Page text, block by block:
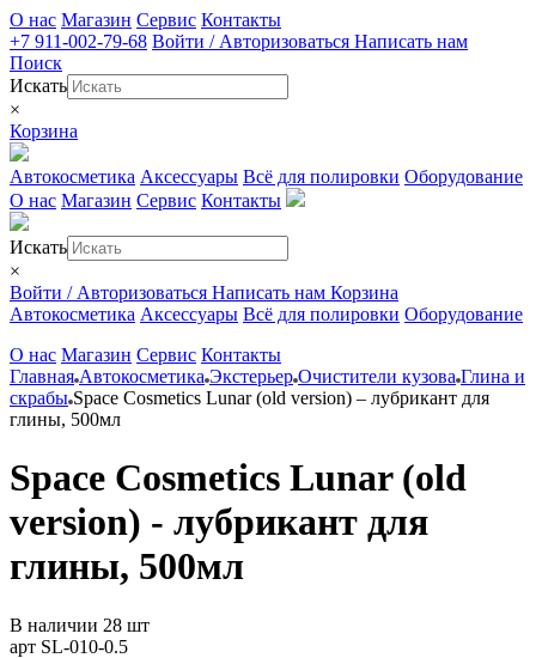
О нас Магазин Сервис Контакты
+7 911-002-79-68 Войти / Авторизоваться Написать нам
Поиск
Искать
×
Корзина
Автокосметика Аксессуары Всё для полировки Оборудование
О нас Магазин Сервис Контакты
Искать
×
Войти / Авторизоваться Написать нам Корзина
Автокосметика Аксессуары Всё для полировки Оборудование
О нас Магазин Сервис Контакты
Главная Автокосметика Экстерьер Очистители кузова Глина и
скрабы Space Cosmetics Lunar (old version) – лубрикант для
глины, 500мл
Space Cosmetics Lunar (old
version) - лубрикант для
глины, 500мл
В наличии 28 шт
арт SL-010-0.5